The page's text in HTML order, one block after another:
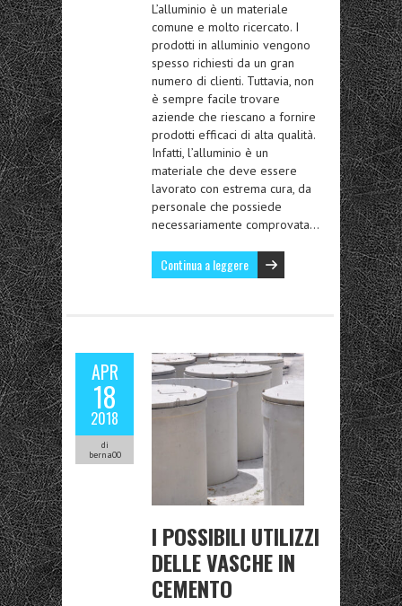
L’alluminio è un materiale
comune e molto ricercato. I
prodotti in alluminio vengono
spesso richiesti da un gran
numero di clienti. Tuttavia, non
è sempre facile trovare
aziende che riescano a fornire
prodotti efficaci di alta qualità.
Infatti, l’alluminio è un
materiale che deve essere
lavorato con estrema cura, da
personale che possiede
necessariamente comprovata…
Continua a leggere
APR
18
2018
di
berna00
I POSSIBILI UTILIZZI
DELLE VASCHE IN
CEMENTO